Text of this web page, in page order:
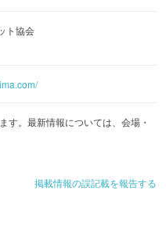
ト協会
す。最新情報については、会場・
掲載情報の誤記載を報告する